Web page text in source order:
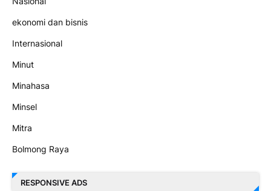
ekonomi dan bisnis
Internasional
Minut
Minahasa
Minsel
Mitra
Bolmong Raya
RESPONSIVE ADS